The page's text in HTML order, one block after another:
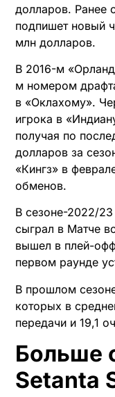
долларов. Ранее
подпишет новый
млн долларов.
В 2016-м
м номером
в «Оклахому».
игрока в
получая по
долларов за
«Кингз» в
обменов.
В сезоне-2022/
сыграл в Матче
вышел в плей-
первом раунде
В прошлом
которых в
передачи и 19,1
Больше
Setanta